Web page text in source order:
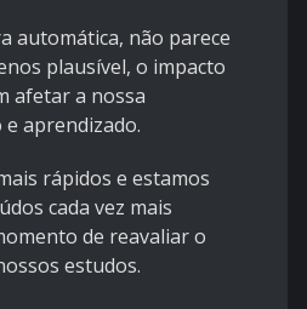
automática, não parece
plausível, o impacto
afetar a nossa
e aprendizado.
rápidos e estamos
cada vez mais
de reavaliar o
estudos.